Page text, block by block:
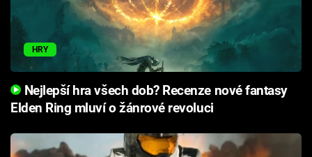
HRY
Nejlepší hra všech dob? Recenze nové fantasy
Elden Ring mluví o žánrové revoluci